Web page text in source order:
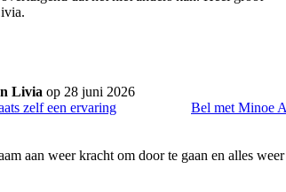
Livia op 28 juni 2026
zelf een ervaring
Bel met Minoe
aan weer kracht om door te gaan en alles